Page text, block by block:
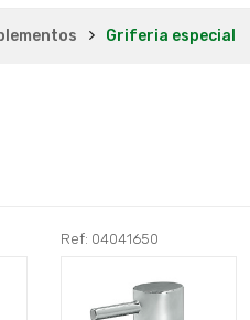
Griferia especial
Ref: 04041650